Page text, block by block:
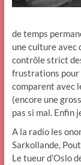
de temps
une culture avec
contrôle strict
frustrations pour
comparent avec
(encore une
pas si mal. Enfin
A la radio les
Sarkollande,
Le tueur d’Oslo